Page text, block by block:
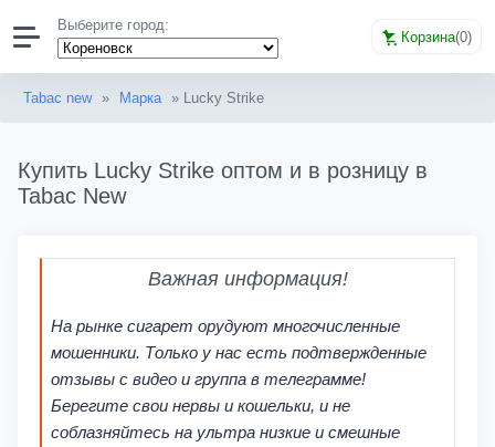
Выберите город:
Корзина(0)
Tabac new » Марка » Lucky Strike
Купить Lucky Strike оптом и в розницу в
Tabac New
Важная информация!
На рынке сигарет орудуют многочисленные
мошенники. Только у нас есть подтвержденные
отзывы с видео и группа в телеграмме!
Берегите свои нервы и кошельки, и не
соблазняйтесь на ультра низкие и смешные